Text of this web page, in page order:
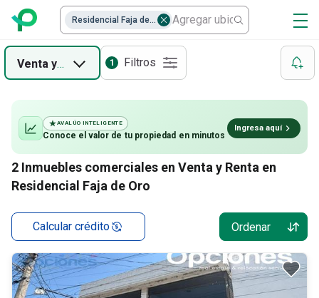
Venta yRenta 1 Filtros
2 Inmuebles comerciales en Venta y Renta en
Residencial Faja de Oro
Calcular crédito Ordenar
AVALÚO INTELIGENTE
Conoce el valor de tu propiedad en minutos
Ingresa aquí
Residencial Faja de Oro